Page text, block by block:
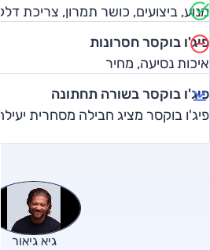
מנוע, ביצועים, כושר תמרון, צריכת דלק
פיג'ו בוקסר חסרונות
איכות נסיעה, מחיר
פיג'ו בוקסר בשורה תחתונה
פיג'ו בוקסר מציג חבילה מסחרית יעילה
גיא גיאור